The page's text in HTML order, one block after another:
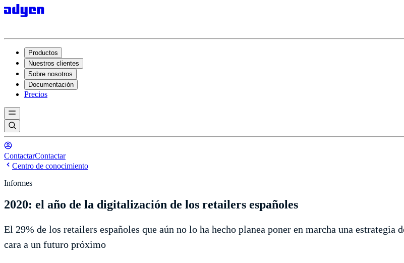
Productos
Nuestros clientes
Sobre nosotros
Documentación
Precios
ContactarContactar
Centro de conocimiento
Informes
2020: el año de la digitalización de los retailers españoles
El 29% de los retailers españoles que aún no lo ha hecho planea poner en marcha una
cara a un futuro próximo